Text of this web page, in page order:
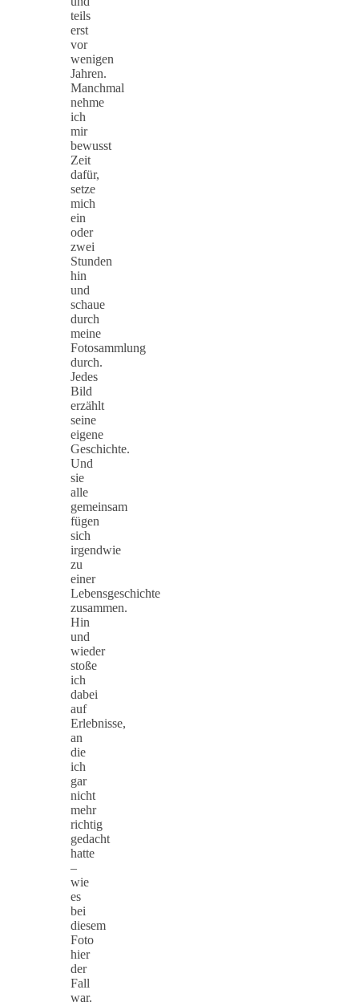
teils
erst
vor
wenigen
Jahren.
Manchmal
nehme
ich
mir
bewusst
Zeit
dafür,
setze
mich
ein
oder
zwei
Stunden
hin
und
schaue
durch
meine
Fotosammlung
durch.
Jedes
Bild
erzählt
seine
eigene
Geschichte.
Und
sie
alle
gemeinsam
fügen
sich
irgendwie
zu
einer
Lebensgeschichte
zusammen.
Hin
und
wieder
stoße
ich
dabei
auf
Erlebnisse,
an
die
ich
gar
nicht
mehr
richtig
gedacht
hatte
–
wie
es
bei
diesem
Foto
hier
der
Fall
war.